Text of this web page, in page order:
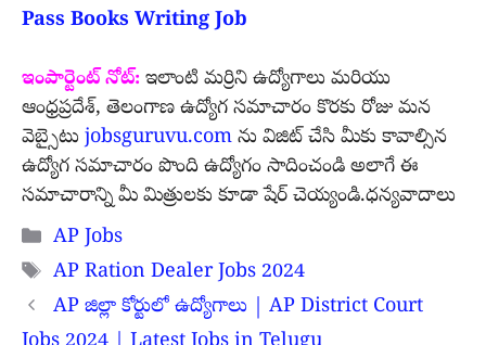
Pass Books Writing Job
ఇంపార్టెంట్ నోట్: ఇలాంటి మర్రిని ఉద్యోగాలు మరియు
ఆంధ్రప్రదేశ్, తెలంగాణ ఉద్యోగ సమాచారం కొరకు రోజు మన
వెబ్సైటు jobsguruvu.com ను విజిట్ చేసి మీకు కావాల్సిన
ఉద్యోగ సమాచారం పొంది ఉద్యోగం సాదించండి అలాగే ఈ
సమాచారాన్ని మీ మిత్రులకు కూడా షేర్ చెయ్యండి.ధన్యవాదాలు
Categories
AP Jobs
Tags
AP Ration Dealer Jobs 2024
AP జిల్లా కోర్టులో ఉద్యోగాలు | AP District Court